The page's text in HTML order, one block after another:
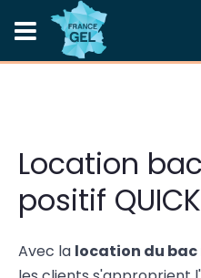
Location
positif QUICK
Avec la location du